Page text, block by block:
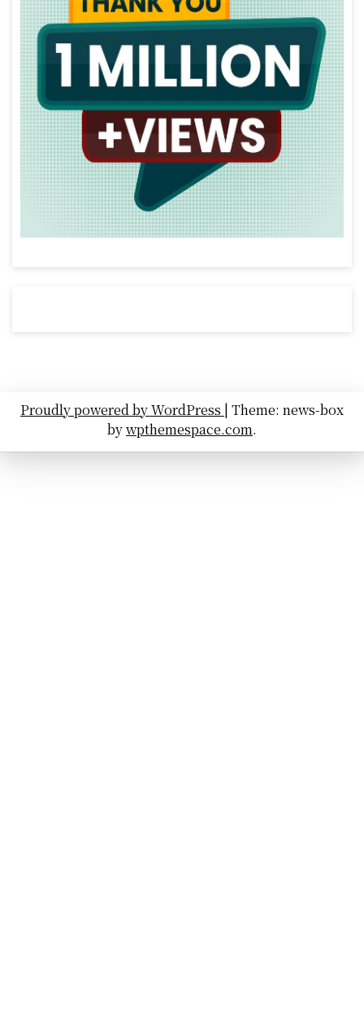
Proudly powered by WordPress | Theme: news-box
bywpthemespace.com.